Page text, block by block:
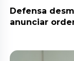
Defensa
anunciar